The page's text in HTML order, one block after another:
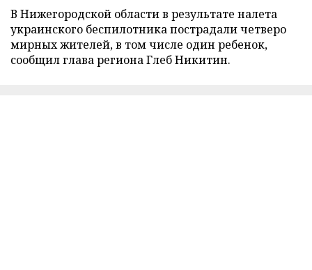
В Нижегородской области в результате налета
украинского беспилотника пострадали четверо
мирных жителей, в том числе один ребенок,
сообщил глава региона Глеб Никитин.